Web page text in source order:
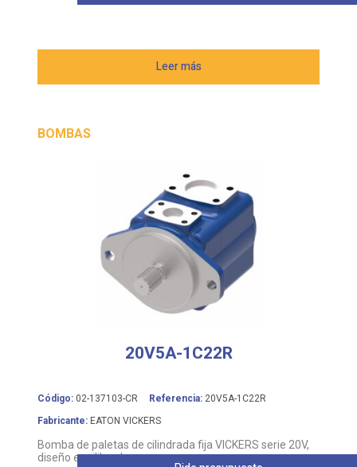
Leer más
BOMBAS
20V5A-1C22R
Código: 02-137103-CR Referencia: 20V5A-1C22R
Fabricante: EATON VICKERS
Bomba de paletas de cilindrada fija VICKERS serie 20V,
diseño equilibrado